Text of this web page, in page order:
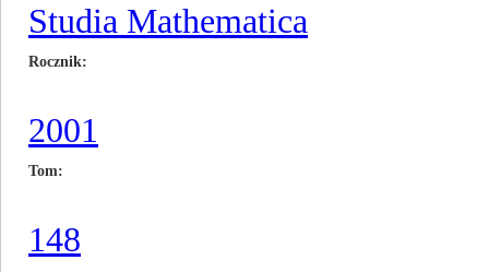
Studia Mathematica
Rocznik
2001
Tom
148